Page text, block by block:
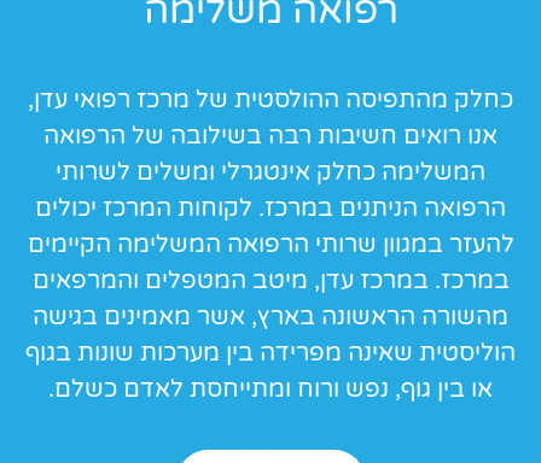
רפואה משלימה
כחלק מהתפיסה ההולסטית של מרכז רפואי עדן,
אנו רואים חשיבות רבה בשילובה של הרפואה
המשלימה כחלק אינטגרלי ומשלים לשרותי
הרפואה הניתנים במרכז. לקוחות המרכז יכולים
להעזר במגוון שרותי הרפואה המשלימה הקיימים
במרכז. במרכז עדן, מיטב המטפלים והמרפאים
מהשורה הראשונה בארץ, אשר מאמינים בגישה
הוליסטית שאינה מפרידה בין מערכות שונות בגוף
או בין גוף, נפש ורוח ומתייחסת לאדם כשלם.